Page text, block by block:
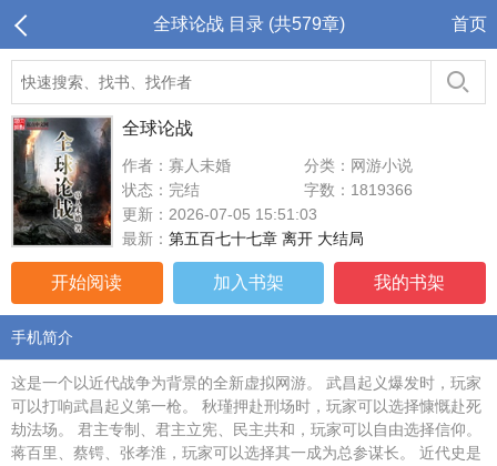
全球论战 目录 (共579章) 首页
全球论战
作者：寡人未婚
分类：网游小说
状态：完结
字数：1819366
更新：2026-07-05 15:51:03
最新： 第五百七十七章 离开 大结局
开始阅读 加入书架 我的书架
手机简介
这是一个以近代战争为背景的全新虚拟网游。 武昌起义爆发时，玩家
可以打响武昌起义第一枪。 秋瑾押赴刑场时，玩家可以选择慷慨赴死
劫法场。 君主专制、君主立宪、民主共和，玩家可以自由选择信仰。
蒋百里、蔡锷、张孝淮，玩家可以选择其一成为总参谋长。 近代史是